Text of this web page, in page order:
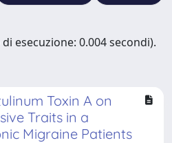
esecuzione: 0.004 secondi).
Toxin A on
Traits in a
Migraine Patients